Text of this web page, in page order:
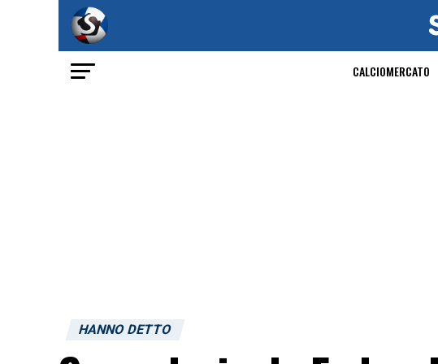
CALCIOMERCATO
HANNO DETTO